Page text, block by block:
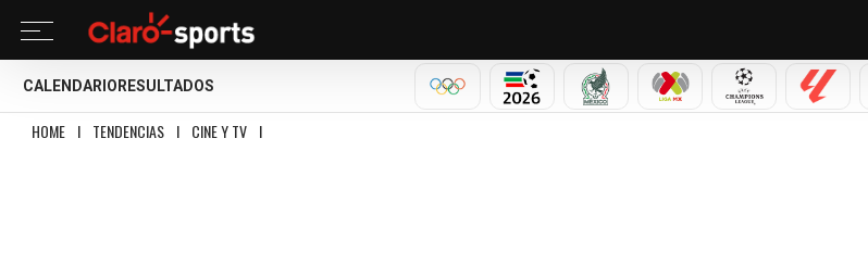
CALENDARIO RESULTADOS
OLÍMPICOSMUNDIAL 2026SELECCIÓN MEXICANA
LIGA MX CHAMPIONSLALIGA
HOME I TENDENCIAS I CINE Y TV I